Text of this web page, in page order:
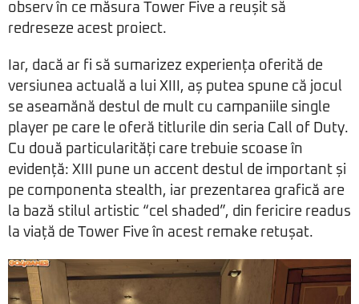
observ în ce măsura Tower Five a reușit să
redreseze acest proiect.
Iar, dacă ar fi să sumarizez experiența oferită de
versiunea actuală a lui XIII, aș putea spune că jocul
se aseamănă destul de mult cu campaniile single
player pe care le oferă titlurile din seria Call of Duty.
Cu două particularități care trebuie scoase în
evidență: XIII pune un accent destul de important și
pe componenta stealth, iar prezentarea grafică are
la bază stilul artistic “cel shaded”, din fericire readus
la viață de Tower Five în acest remake retușat.